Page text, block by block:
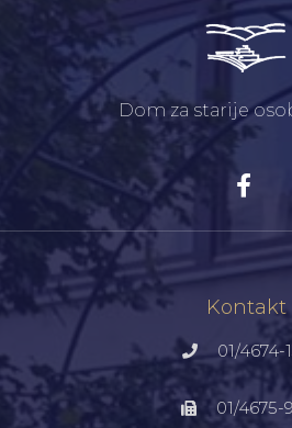
Dom za starije
Kontakt
01/4674-
01/4675-